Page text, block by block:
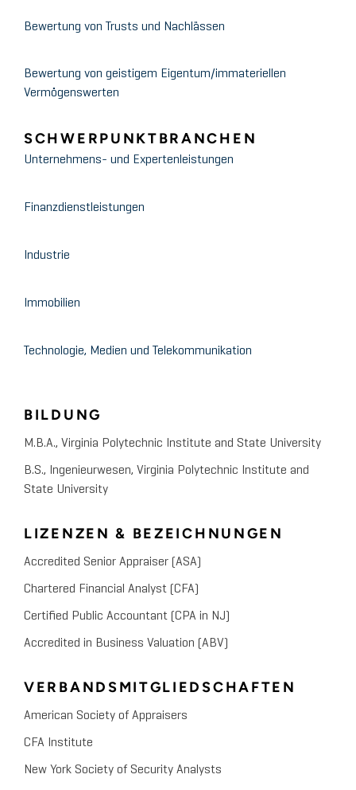
Bewertung von Trusts und Nachlässen
Bewertung von geistigem Eigentum/immateriellen
Vermögenswerten
SCHWERPUNKTBRANCHEN
Unternehmens- und Expertenleistungen
Finanzdienstleistungen
Industrie
Immobilien
Technologie, Medien und Telekommunikation
BILDUNG
M.B.A., Virginia Polytechnic Institute and State University
B.S., Ingenieurwesen, Virginia Polytechnic Institute and
State University
LIZENZEN & BEZEICHNUNGEN
Accredited Senior Appraiser (ASA)
Chartered Financial Analyst (CFA)
Certified Public Accountant (CPA in NJ)
Accredited in Business Valuation (ABV)
VERBANDSMITGLIEDSCHAFTEN
American Society of Appraisers
CFA Institute
New York Society of Security Analysts